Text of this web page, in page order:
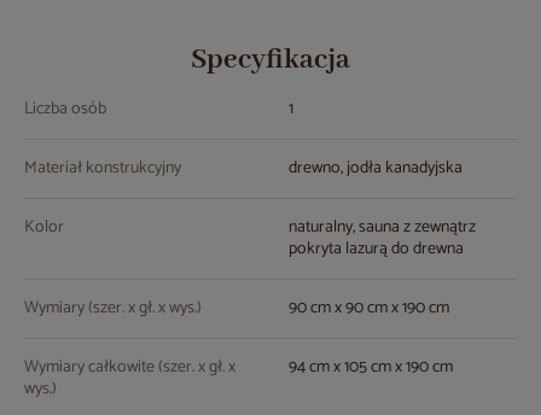
Specyfikacja
Liczba osób 1
Materiał konstrukcyjny drewno, jodła kanadyjska
Kolor naturalny, sauna z zewnątrz
pokryta lazurą do drewna
Wymiary (szer. x gł. x wys.) 90 cm x 90 cm x 190 cm
Wymiary całkowite (szer. x gł. x
wys.)
94 cm x 105 cm x 190 cm